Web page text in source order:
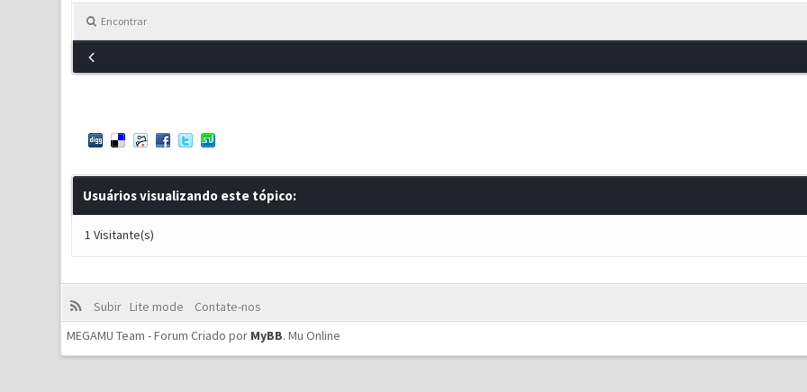
Encontrar
Usuários visualizando este tópico:
1 Visitante(s)
Subir Lite mode
Contate-nos
MEGAMU Team - Forum Criado por MyBB.Mu Online